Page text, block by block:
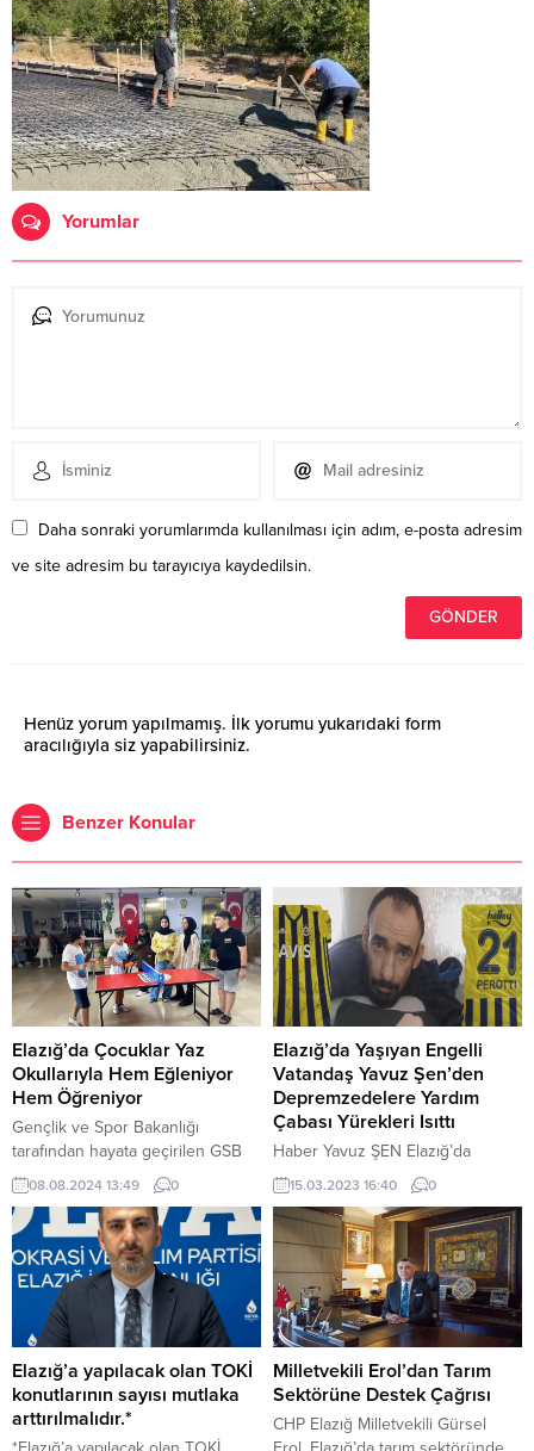
Yorumlar
Daha sonraki yorumlarımda kullanılması için adım, e-posta adresim
ve site adresim bu tarayıcıya kaydedilsin.
Henüz yorum yapılmamış. İlk yorumu yukarıdaki form
aracılığıyla siz yapabilirsiniz.
Benzer Konular
Elazığ’da Çocuklar Yaz
Okullarıyla Hem Eğleniyor
Hem Öğreniyor
Gençlik ve Spor Bakanlığı
tarafından hayata geçirilen GSB
gençlik yaz okulları, Elazığ’da
büyük ilgi görüyor. Projeyle,
çocukların yaz dönemi boyunca
kültür-sanat, spor ve gönüllülük
temalı birçok etkinlikle güvenli
alanlarda eğitim almasını ve
sosyal ihtiyaçlarını karşılamasını
amaçlıyor. Elazığ Gençlik ve Spor
İl Müdürlüğüne bağlı tüm Gençlik
Merkezlerinde faaliyet gösteren
yaz okulları,...
08.08.2024 13:49 0
Elazığ’da Yaşıyan Engelli
Vatandaş Yavuz Şen’den
Depremzedelere Yardım
Çabası Yürekleri Isıttı
Haber Yavuz ŞEN Elazığ’da
yaşayan Engelli birey Yavuz
Şen,engellerini bu kez
Kahramanmaraş’ta yaşanan asrın
felaketinden kurtulan
depremzedeler için aştı.
Kahramanmaraş’ta meydana
gelen 7.7 ve 7.6’lık depremin
ardından binlerce vatandaşımız
hayatını kaybederken tüm Türkiye
deprem bölgesine yardım
faaliyetleri başlatmıştı. Yavuz Şen
paylaştığı video da 2021-2022
15.03.2023 16:40 0
Elazığ’a yapılacak olan TOKİ
konutlarının sayısı mutlaka
arttırılmalıdır.*
Milletvekili Erol’dan Tarım
Sektörüne Destek Çağrısı
CHP Elazığ Milletvekili Gürsel